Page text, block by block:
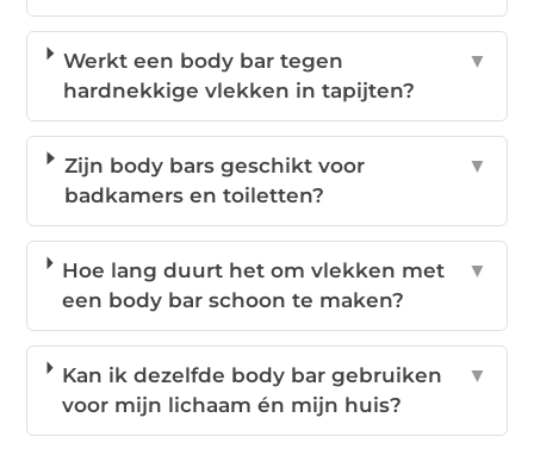
Werkt een body bar tegen
hardnekkige vlekken in tapijten?
▼
Zijn body bars geschikt voor
badkamers en toiletten?
▼
Hoe lang duurt het om vlekken met
een body bar schoon te maken?
▼
Kan ik dezelfde body bar gebruiken
voor mijn lichaam én mijn huis?
▼